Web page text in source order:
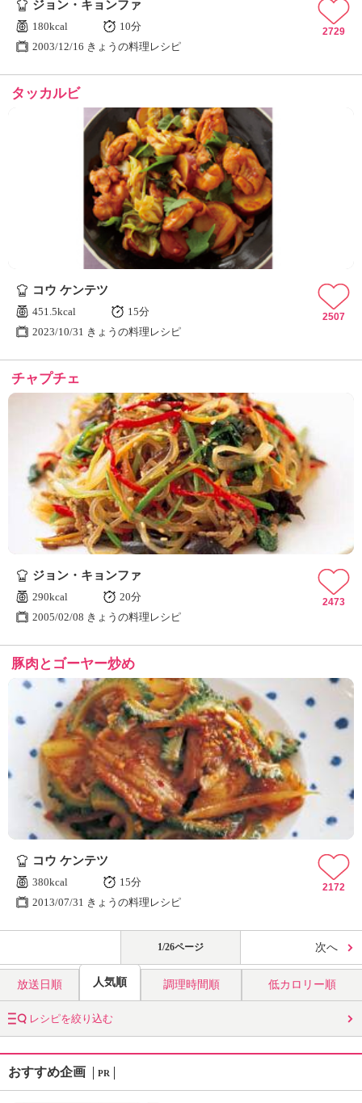
ジョン・キョンファ
180kcal
10分
2003/12/16 きょうの料理レシピ
2729
タッカルビ
コウ ケンテツ
451.5kcal
15分
2023/10/31 きょうの料理レシピ
2507
チャプチェ
ジョン・キョンファ
290kcal
20分
2005/02/08 きょうの料理レシピ
2473
豚肉とゴーヤー炒め
コウ ケンテツ
380kcal
15分
2013/07/31 きょうの料理レシピ
2172
1/26ページ 次へ
放送日順 人気順 調理時間順 低カロリー順
レシピを絞り込む
おすすめ企画 PR